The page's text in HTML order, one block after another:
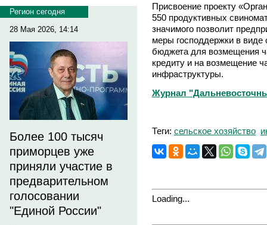
Регион сегодня
28 Мая 2026, 14:14
Более 100 тысяч
приморцев уже
приняли участие в
предварительном
голосовании
"Единой России"
Присвоение проекту
550 продуктивных
значимого позволит
меры господдержки в виде
бюджета для возмещения
кредиту и на возмещение
инфраструктуры.
Журнал
Теги: сельское хозяйство
Loading...